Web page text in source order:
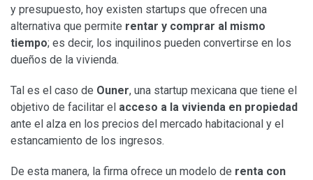
y presupuesto, hoy existen startups que ofrecen una
alternativa que permite rentar y comprar al mismo
tiempo; es decir, los inquilinos pueden convertirse en los
dueños de la vivienda.
Tal es el caso de Ouner, una startup mexicana que tiene el
objetivo de facilitar el acceso a la vivienda en propiedad
ante el alza en los precios del mercado habitacional y el
estancamiento de los ingresos.
De esta manera, la firma ofrece un modelo de renta con